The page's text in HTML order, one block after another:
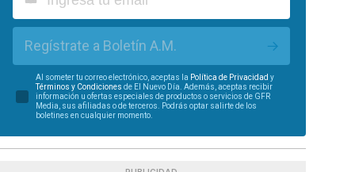
Regístrate a Boletín A.M.
Al someter tu correo electrónico, aceptas la Política de Privacidad y
Términos y Condiciones de El Nuevo Día. Además, aceptas recibir
información u ofertas especiales de productos o servicios de GFR
Media, sus afiliadas o de terceros. Podrás optar salirte de los
boletines en cualquier momento.